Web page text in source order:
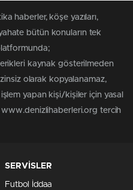
haberler, köşe yazıları,
bütün konuların tek
kaynak gösterilmeden
izinsiz olarak kopyalanamaz,
yapan kişi/kişiler için yasal
www.denizlihaberleri.org tercih
SERVİSLER
Futbol İddaa